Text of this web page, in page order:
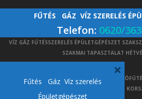
FŰTÉS GÁZ VÍZ SZERELÉS
Telefon: 0620/
VÍZ GÁZ FŰTÉSSZERELÉS ÉPÜLETGÉPÉSZET
SZAKMAI TAPASZTALAT
FŰTÉS SZERELŐ - KÖZPONTI FŰTÉS ÉS
KARBANTARTÁSA, JAVÍTÁSA,
Fűtés Gáz Víz szerelés
Épületgépészet
×